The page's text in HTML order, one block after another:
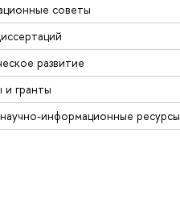
советы
развитие
и гранты
информационные ресурсы